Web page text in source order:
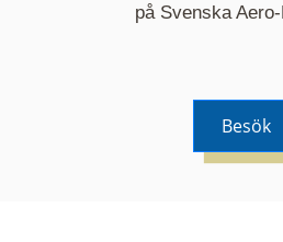
När du klickar på en serie
Här visas en karta över
på Svenska
Besök